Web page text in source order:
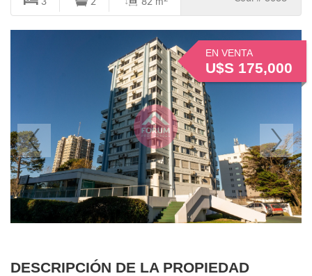
3 2 82 m
EN VENTA
U$S 175,000
DESCRIPCIÓN DE LA PROPIEDAD